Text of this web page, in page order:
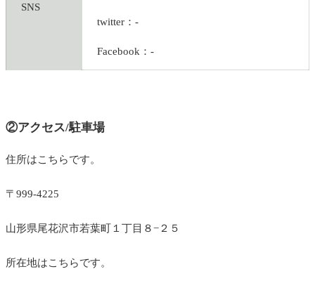
SNS
twitter：-
Facebook：-
②アクセス/駐車場
住所はこちらです。
〒999-4225
山形県尾花沢市若葉町１丁目８−２５
所在地はこちらです。